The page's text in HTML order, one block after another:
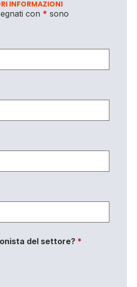
INFORMAZIONI
con * sono
del settore? *